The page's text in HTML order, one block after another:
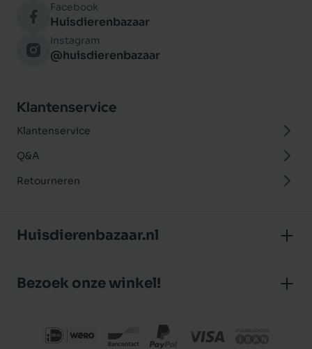
Facebook
Huisdierenbazaar
Instagram
@huisdierenbazaar
Klantenservice
Klantenservice
Q&A
Retourneren
Huisdierenbazaar.nl
Klantbeoordelingen
Bezoek onze winkel!
J.P. Poelstraat 8